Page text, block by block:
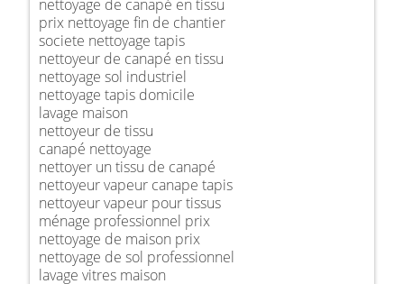
nettoyage de canapé en tissu
prix nettoyage fin de chantier
societe nettoyage tapis
nettoyeur de canapé en tissu
nettoyage sol industriel
nettoyage tapis domicile
lavage maison
nettoyeur de tissu
canapé nettoyage
nettoyer un tissu de canapé
nettoyeur vapeur canape tapis
nettoyeur vapeur pour tissus
ménage professionnel prix
nettoyage de maison prix
nettoyage de sol professionnel
lavage vitres maison